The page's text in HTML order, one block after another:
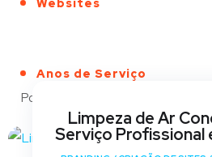
Websites
Anos de Serviço
Portfólio
Limpeza de Ar
Serviço Profissional